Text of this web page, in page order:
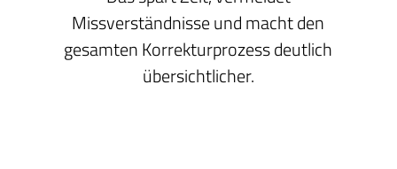
Missverständnisse und macht den
gesamten Korrekturprozess deutlich
übersichtlicher.